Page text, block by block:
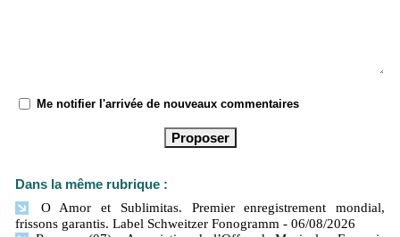
Me notifier l'arrivée de nouveaux commentaires
Dans la même rubrique :
O Amor et Sublimitas. Premier enregistrement mondial,
frissons garantis. Label Schweitzer Fonogramm - 06/08/2026